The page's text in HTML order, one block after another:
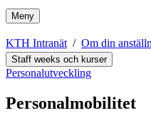
Meny
KTH Intranät Om din
Staff weeks och kurser
Personalutveckling
Personalmobilitet